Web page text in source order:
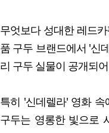
무엇보다 성대한 레드
품 구두 브랜드에서 '신
리 구두 실물이 공개되
특히 '신데렐라' 영화
구두는 영롱한 빛으로